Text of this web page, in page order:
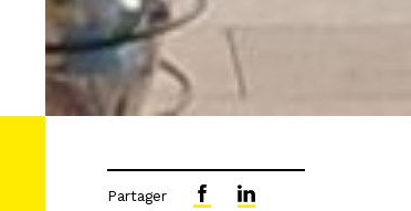
Partager